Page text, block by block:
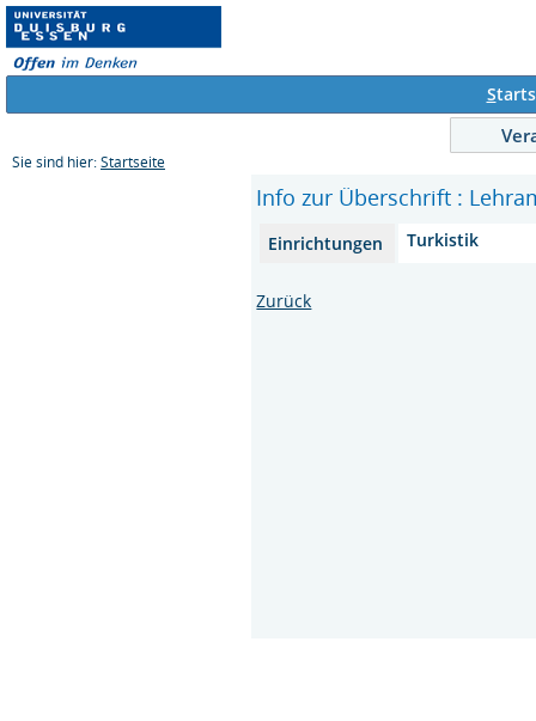
S
Sie sind hier: Startseite
Info zur Überschrift :
Einrichtungen Turkistik
Zurück